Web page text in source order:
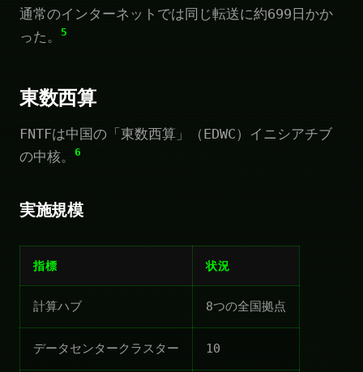
通常のインターネットでは同じ転送に約699日かか
った。
5
東数西算
FNTFは中国の「東数西算」（EDWC）イニシアチブ
の中核。
6
実施規模
指標 状況
計算ハブ 8つの全国拠点
データセンタークラスター 10